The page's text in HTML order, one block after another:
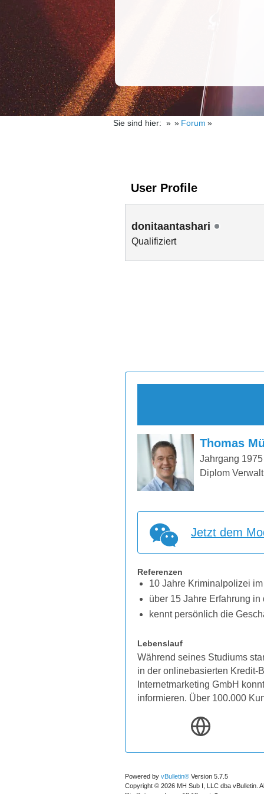
Sie sind hier: Forum
User Profile
donitaantashari
Qualifiziert
Thomas
Jahrgang 1975
Diplom
Jetzt dem
Referenzen
10 Jahre Kriminalpolizei
über 15 Jahre Erfahrung
kennt persönlich die
Lebenslauf
Während seines Studiums
in der onlinebasierten Kredit-
Internetmarketing GmbH
informieren. Über 100.000
Powered by vBulletin® Version 5.7.5
Copyright © 2026 MH Sub I, LLC dba vBulletin.